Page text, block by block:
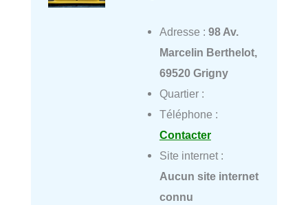
Adresse : 98 Av.
Marcelin Berthelot,
69520 Grigny
Quartier :
Téléphone :
Contacter
Site internet :
Aucun site internet
connu